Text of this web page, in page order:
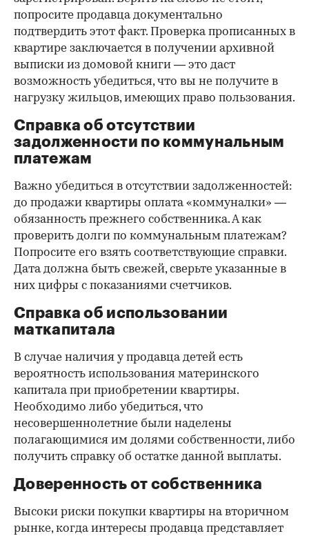
попросите продавца документально
подтвердить этот факт. Проверка прописанных в
квартире заключается в получении архивной
выписки из домовой книги — это даст
возможность убедиться, что вы не получите в
нагрузку жильцов, имеющих право пользования.
Справка об отсутствии
задолженности по коммунальным
платежам
Важно убедиться в отсутствии задолженностей:
до продажи квартиры оплата «коммуналки» —
обязанность прежнего собственника. А как
проверить долги по коммунальным платежам?
Попросите его взять соответствующие справки.
Дата должна быть свежей, сверьте указанные в
них цифры с показаниями счетчиков.
Справка об использовании
маткапитала
В случае наличия у продавца детей есть
вероятность использования материнского
капитала при приобретении квартиры.
Необходимо либо убедиться, что
несовершеннолетние были наделены
полагающимися им долями собственности, либо
получить справку об остатке данной выплаты.
Доверенность от собственника
Высоки риски покупки квартиры на вторичном
рынке, когда интересы продавца представляет